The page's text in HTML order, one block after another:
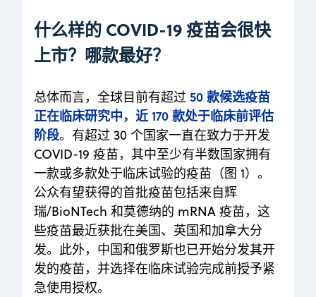
什么样的 COVID-19 疫苗会很快
上市？哪款最好？
总体而言，全球目前有超过 50 款候选疫苗
正在临床研究中，近 170 款处于临床前评估
阶段。有超过 30 个国家一直在致力于开发
COVID-19 疫苗，其中至少有半数国家拥有
一款或多款处于临床试验的疫苗（图 1）。
公众有望获得的首批疫苗包括来自辉
瑞/BioNTech 和莫德纳的 mRNA 疫苗，这
些疫苗最近获批在美国、英国和加拿大分
发。此外，中国和俄罗斯也已开始分发其开
发的疫苗，并选择在临床试验完成前授予紧
急使用授权。